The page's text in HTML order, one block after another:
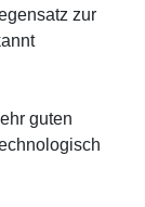
zur
guten